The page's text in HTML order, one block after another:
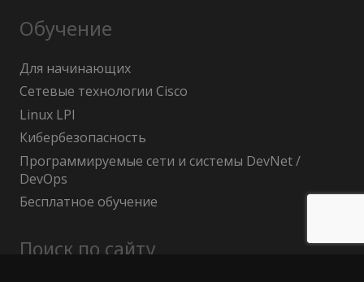
Обучение
Для начинающих
Сетевые технологии Cisco
Linux LPI
Кибербезопасность
Программируемые сети и системы DevNet /
DevOps
Бесплатное обучение
Поиск по сайту